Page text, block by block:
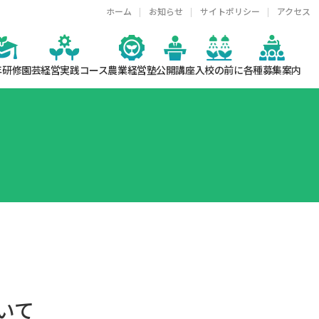
ホーム お知らせ サイトポリシー アクセス
修園芸経営実践コース農業経営塾公開講座入校の前に各種募集案内
て